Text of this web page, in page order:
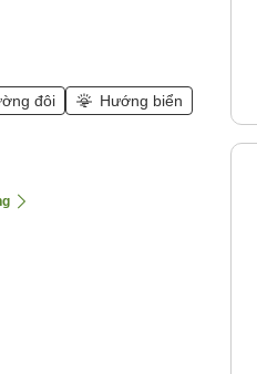
đôi
Hướng biển